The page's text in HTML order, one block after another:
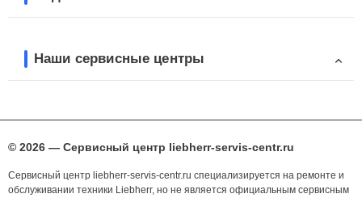
Наши сервисные центры
© 2026 — Сервисный центр liebherr-servis-centr.ru
Сервисный центр liebherr-servis-centr.ru специализируется на ремонте и
обслуживании техники Liebherr, но не является официальным сервисным